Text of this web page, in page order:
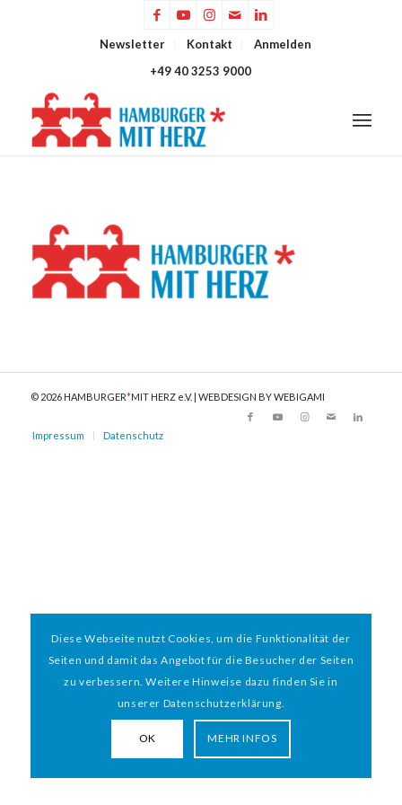
Newsletter Kontakt
Anmelden
+49 40 3253 9000
© 2026 HAMBURGER*MIT HERZ e.V. | WEBDESIGN BY WEBIGAMI
Impressum Datenschutz
Diese Webseite nutzt Cookies, um die Funktionalität der
Seiten und damit das Angebot für die Besucher der Seiten
zu verbessern. Weitere Hinweise dazu finden Sie in
unserer Datenschutzerklärung.
OK MEHR INFOS